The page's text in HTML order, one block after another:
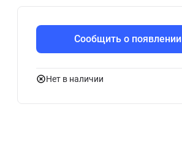
Сообщить о появлении
Нет в наличии